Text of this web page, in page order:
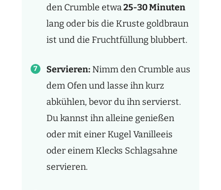
den Crumble etwa25-30 Minuten
lang oder bis die Kruste goldbraun
ist und die Fruchtfüllung blubbert.
Servieren: Nimm den Crumble aus
dem Ofen und lasse ihn kurz
abkühlen, bevor du ihn servierst.
Du kannst ihn alleine genießen
oder mit einer Kugel Vanilleeis
oder einem Klecks Schlagsahne
servieren.